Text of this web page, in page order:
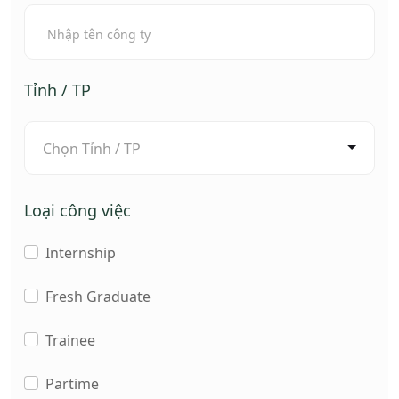
Tỉnh / TP
Chọn Tỉnh / TP
Loại công việc
Internship
Fresh Graduate
Trainee
Partime